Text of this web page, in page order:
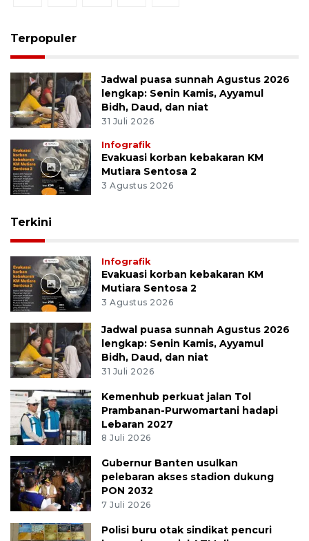
Terpopuler
Jadwal puasa sunnah Agustus 2026
lengkap: Senin Kamis, Ayyamul
Bidh, Daud, dan niat
31 Juli 2026
Infografik
Evakuasi korban kebakaran KM
Mutiara Sentosa 2
3 Agustus 2026
Terkini
Infografik
Evakuasi korban kebakaran KM
Mutiara Sentosa 2
3 Agustus 2026
Jadwal puasa sunnah Agustus 2026
lengkap: Senin Kamis, Ayyamul
Bidh, Daud, dan niat
31 Juli 2026
Kemenhub perkuat jalan Tol
Prambanan-Purwomartani hadapi
Lebaran 2027
8 Juli 2026
Gubernur Banten usulkan
pelebaran akses stadion dukung
PON 2032
7 Juli 2026
Polisi buru otak sindikat pencuri